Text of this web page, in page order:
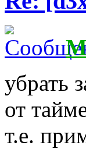
убрать
от
т.е.